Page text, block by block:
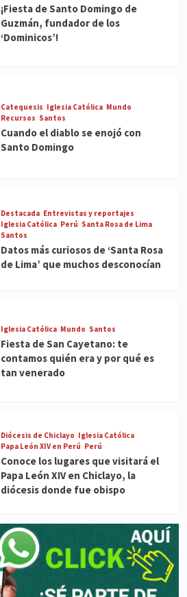
¡Fiesta de Santo Domingo de
Guzmán, fundador de los
‘Dominicos’!
Catequesis Iglesia Católica Mundo
Recursos Santos
Cuando el diablo se enojó con
Santo Domingo
Destacada Entrevistas y reportajes
Iglesia Católica Perú Santa Rosa de Lima
Santos
Datos más curiosos de ‘Santa Rosa
de Lima’ que muchos desconocían
Iglesia Católica Mundo Santos
Fiesta de San Cayetano: te
contamos quién era y por qué es
tan venerado
Diócesis de Chiclayo Iglesia Católica
Papa León XIV en Perú Perú
Conoce los lugares que visitará el
Papa León XIV en Chiclayo, la
diócesis donde fue obispo